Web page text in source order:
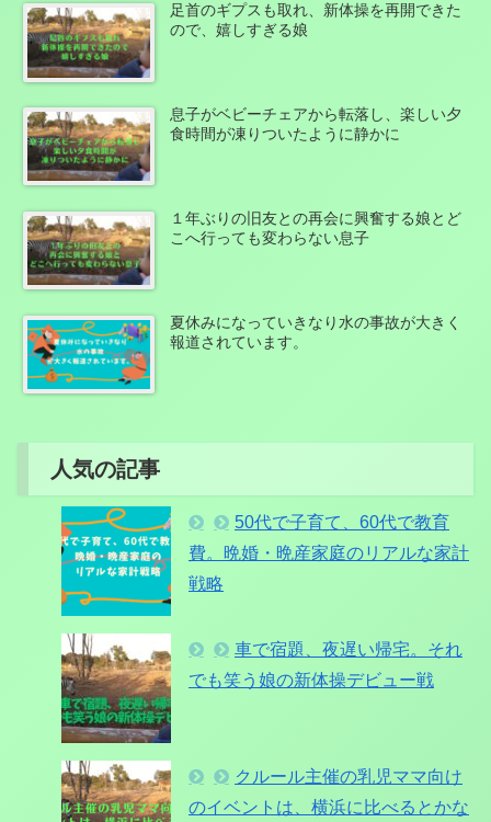
足首のギプスも取れ、新体操を再開できた
ので、嬉しすぎる娘
息子がベビーチェアから転落し、楽しい夕
食時間が凍りついたように静かに
１年ぶりの旧友との再会に興奮する娘とど
こへ行っても変わらない息子
夏休みになっていきなり水の事故が大きく
報道されています。
人気の記事
50代で子育て、60代で教育
費。晩婚・晩産家庭のリアルな家計
戦略
車で宿題、夜遅い帰宅。それ
でも笑う娘の新体操デビュー戦
クルール主催の乳児ママ向け
のイベントは、横浜に比べるとかな